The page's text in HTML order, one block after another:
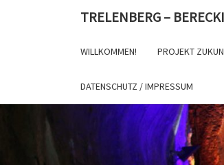
TRELENBERG –
WILLKOMMEN! PROJEKT
DATENSCHUTZ / IMPRESSUM